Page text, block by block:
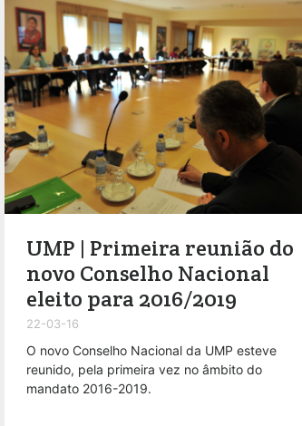
UMP | Primeira reunião do
novo Conselho Nacional
eleito para 2016/2019
22-03-16
O novo Conselho Nacional da UMP esteve
reunido, pela primeira vez no âmbito do
mandato 2016-2019.